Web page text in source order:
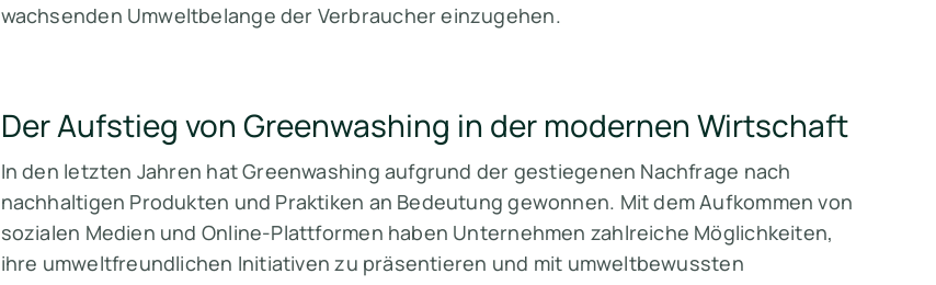
wachsenden Umweltbelange der Verbraucher einzugehen.
Der Aufstieg von Greenwashing in der modernen Wirtschaft
In den letzten Jahren hat Greenwashing aufgrund der gestiegenen Nachfrage nach
nachhaltigen Produkten und Praktiken an Bedeutung gewonnen. Mit dem Aufkommen von
sozialen Medien und Online-Plattformen haben Unternehmen zahlreiche Möglichkeiten,
ihre umweltfreundlichen Initiativen zu präsentieren und mit umweltbewussten